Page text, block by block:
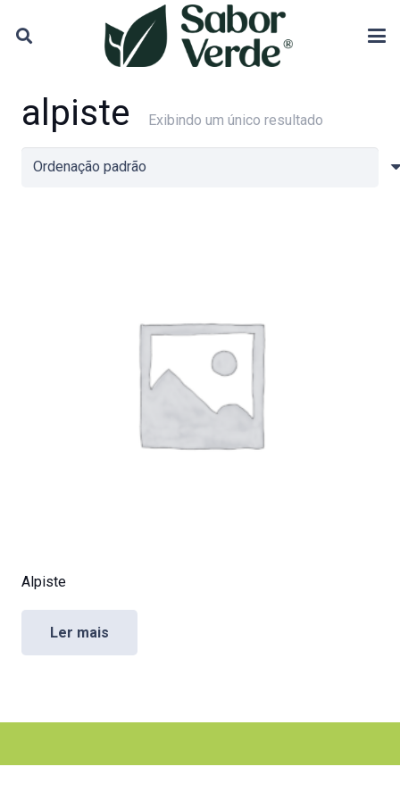
alpiste Exibindo um único resultado
Alpiste
Ler mais